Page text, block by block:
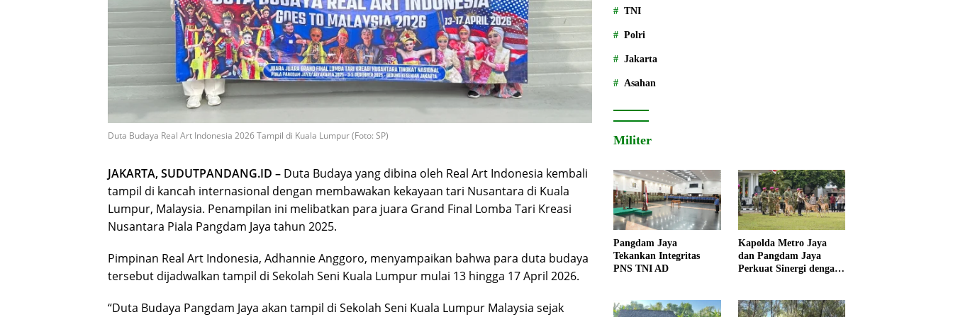
Duta Budaya Real Art Indonesia 2026 Tampil di Kuala Lumpur (Foto: SP)
JAKARTA, SUDUTPANDANG.ID – Duta Budaya yang dibina oleh Real Art Indonesia kembali
tampil di kancah internasional dengan membawakan kekayaan tari Nusantara di Kuala
Lumpur, Malaysia. Penampilan ini melibatkan para juara Grand Final Lomba Tari Kreasi
Nusantara Piala Pangdam Jaya tahun 2025.
Pimpinan Real Art Indonesia, Adhannie Anggoro, menyampaikan bahwa para duta budaya
tersebut dijadwalkan tampil di Sekolah Seni Kuala Lumpur mulai 13 hingga 17 April 2026.
“Duta Budaya Pangdam Jaya akan tampil di Sekolah Seni Kuala Lumpur Malaysia sejak
TNI
Polri
Jakarta
Asahan
Militer
Pangdam Jaya
Tekankan Integritas
PNS TNI AD
Kapolda Metro Jaya
dan Pangdam Jaya
Perkuat Sinergi dengan